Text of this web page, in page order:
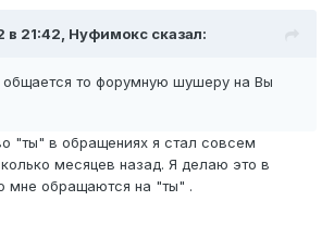
в 21:42, Нуфимокс сказал:
общается то форумную шушеру на Вы
"ты" в обращениях я стал совсем
месяцев назад. Я делаю это в
мне обращаются на "ты" .